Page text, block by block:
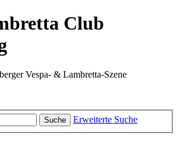
Club
Vespa- & Lambretta-Szene
Suche Erweiterte Suche